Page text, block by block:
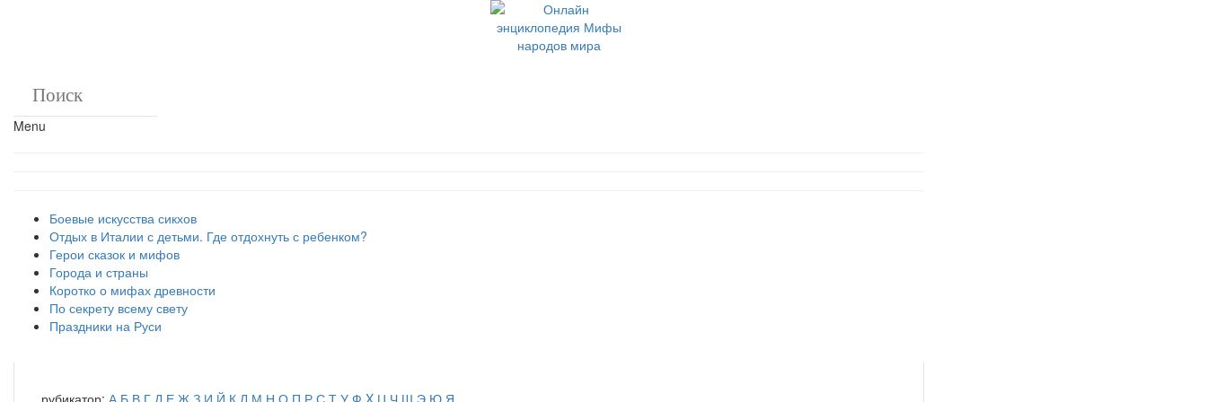
Menu
Боевые искусства сикхов
Отдых в Италии с детьми. Где отдохнуть с ребенком?
Герои сказок и мифов
Города и страны
Коротко о мифах древности
По секрету всему свету
Праздники на Руси
рубикатор: А Б В Г Д Е Ж З И Й К Л М Н О П Р С Т У Ф X Ц Ч Ш Э Ю Я